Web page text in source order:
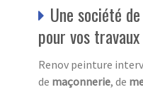
Une société
pour vos
Renov peinture
de maçonnerie, de